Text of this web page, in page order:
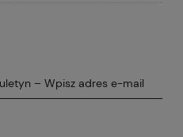
– Wpisz adres e-mail